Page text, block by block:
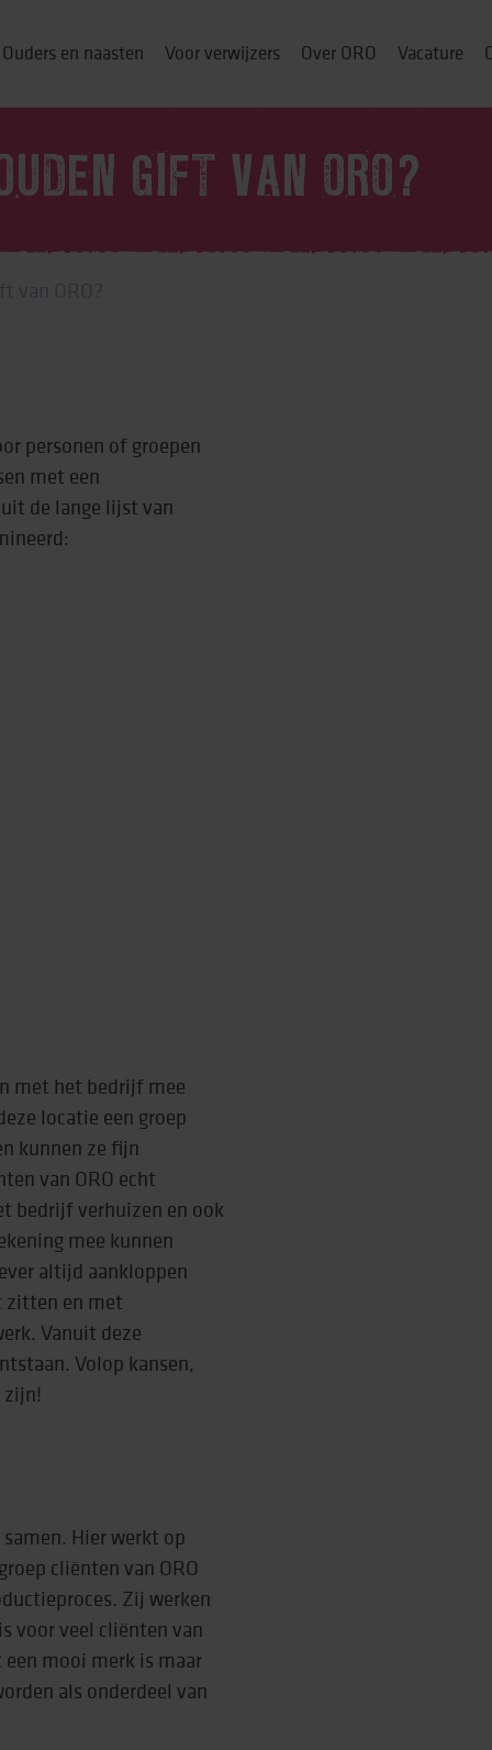
thuis
(Lore)
Ouders en naasten Voor verwijzers Over ORO Vacature
GIFT VAN ORO?
personen of groepen
met een
de lange lijst van
met het bedrijf mee
locatie een groep
kunnen ze fijn
van ORO echt
bedrijf verhuizen en ook
mee kunnen
altijd aankloppen
zitten en met
Vanuit deze
Volop kansen,
zijn!
Hier werkt op
cliënten van ORO
Zij werken
voor veel cliënten van
mooi merk is maar
als onderdeel van